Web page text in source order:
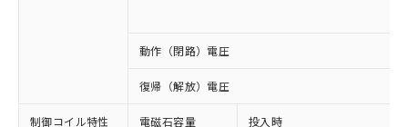
動作（閉路）電圧
復帰（解放）電圧
制御コイル特性
電磁石容量 投入時